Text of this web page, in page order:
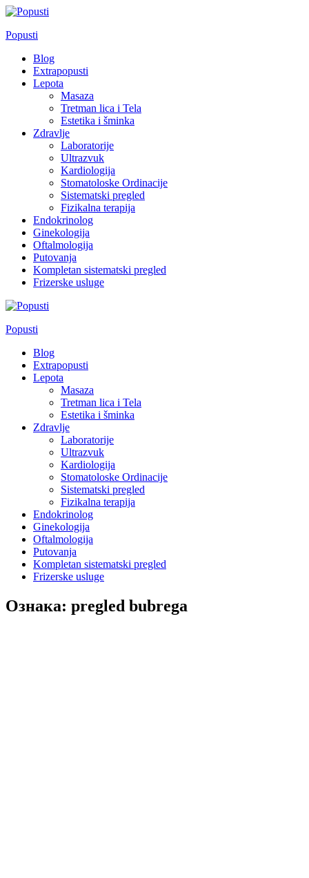
Skip
content
Popusti
Blog
Extrapopusti
Lepota
Masaza
Tretman lica i Tela
Estetika i šminka
Zdravlje
Laboratorije
Ultrazvuk
Kardiologija
Stomatoloske Ordinacije
Sistematski pregled
Fizikalna terapija
Endokrinolog
Ginekologija
Oftalmologija
Putovanja
Kompletan sistematski pregled
Frizerske usluge
Popusti
Blog
Extrapopusti
Lepota
Masaza
Tretman lica i Tela
Estetika i šminka
Zdravlje
Laboratorije
Ultrazvuk
Kardiologija
Stomatoloske Ordinacije
Sistematski pregled
Fizikalna terapija
Endokrinolog
Ginekologija
Oftalmologija
Putovanja
Kompletan sistematski pregled
Frizerske usluge
Ознака: pregled bubrega